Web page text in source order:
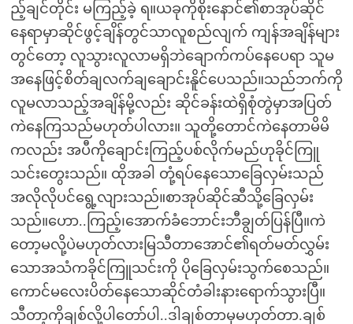
ည့်ချင်တိုင်း မကြည့်ခဲ့ ရ။ယခုကိုစိုးနောင်၏စာအုပ်ဆိုင်
နေရာမှာဆိုင်ဖွင့်ချိန်တွင်သာလူစည်လျက် ကျန်အချိန်များ
တွင်တော့ လူသွားလူလာမရှိဘဲချောက်ကပ်နေပေရာ သူမ
အနေဖြင့်စိတ်ချလက်ချချောင်းနိူင်ပေသည်။သည်ဘက်ကို
လူမလာသည့်အချိန်မို့လည်း ဆိုင်ခန်းထဲရှိစုံတွဲမှာအပြတ်
ကဲနေကြသည်မဟုတ်ပါလား။ သူတို့တောင်ကဲနေတာမိမိ
ကလည်း အပီကိုချောင်းကြည့်ပစ်လိုက်မည်ဟုခိုင်ကြူ
သင်းတွေးသည်။ ထိုအခါ တုံ့ရပ်နေသောခြေလှမ်းသည်
အလိုလိုပင်ရွေ့လျားသည်။စာအုပ်ဆိုင်ဆီသို့ခြေလှမ်း
သည်။ဟော..ကြည့်၊အောက်ခံဘောင်းဘီချွတ်ပြန်ပြီ။ကဲ
တော့မလို့ပဲမဟုတ်လားမြသီတာအောင်၏ရတ်မတ်လွှမ်း
သောအသံကခိုင်ကြူသင်းကို ပိုခြေလှမ်းသွက်စေသည်။
ကောင်မလေးပိတ်နေသောဆိုင်တံခါးနားရောက်သွားပြီ။
သီတာ့ကိုချစ်လို့ပါတော်ပါ..ဒါချစ်တာမှမဟုတ်တာ.ချစ်